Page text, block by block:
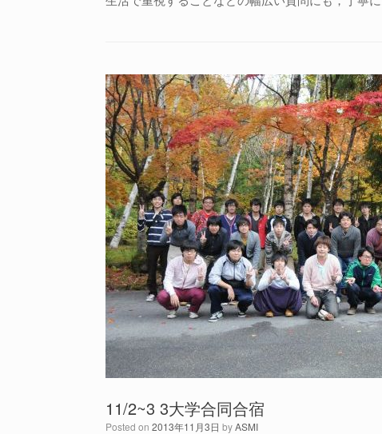
11/2~3 3大学合同合宿
Posted on 2013年11月3日 byASMI